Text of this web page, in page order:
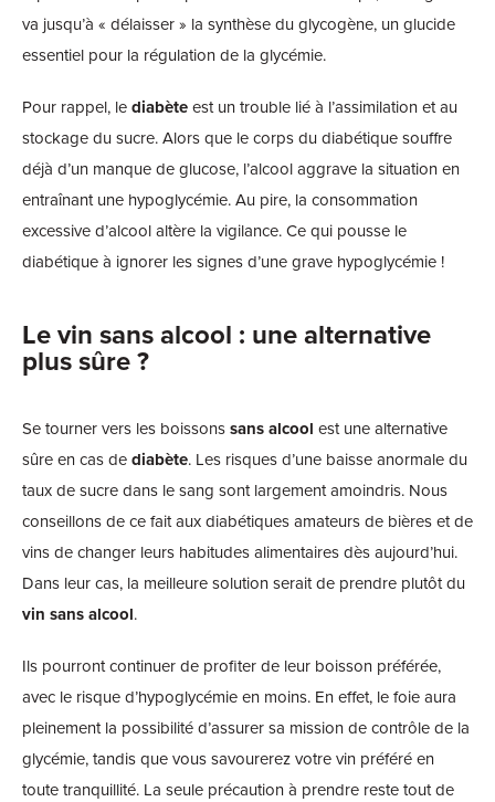
va jusqu’à « délaisser » la synthèse du glycogène, un glucide
essentiel pour la régulation de la glycémie.
Pour rappel, lediabèteest un trouble lié à l’assimilation et au
stockage du sucre. Alors que le corps du diabétique souffre
déjà d’un manque de glucose, l’alcool aggrave la situation en
entraînant une hypoglycémie. Au pire, la consommation
excessive d’alcool altère la vigilance. Ce qui pousse le
diabétique à ignorer les signes d’une grave hypoglycémie !
Le vin sans alcool : une alternative
plus sûre ?
Se tourner vers les boissonssans alcool est une alternative
sûre en cas dediabète. Les risques d’une baisse anormale du
taux de sucre dans le sang sont largement amoindris. Nous
conseillons de ce fait aux diabétiques amateurs de bières et de
vins de changer leurs habitudes alimentaires dès aujourd’hui.
Dans leur cas, la meilleure solution serait de prendre plutôt du
vin sans alcool.
Ils pourront continuer de profiter de leur boisson préférée,
avec le risque d’hypoglycémie en moins. En effet, le foie aura
pleinement la possibilité d’assurer sa mission de contrôle de la
glycémie, tandis que vous savourerez votre vin préféré en
toute tranquillité. La seule précaution à prendre reste tout de